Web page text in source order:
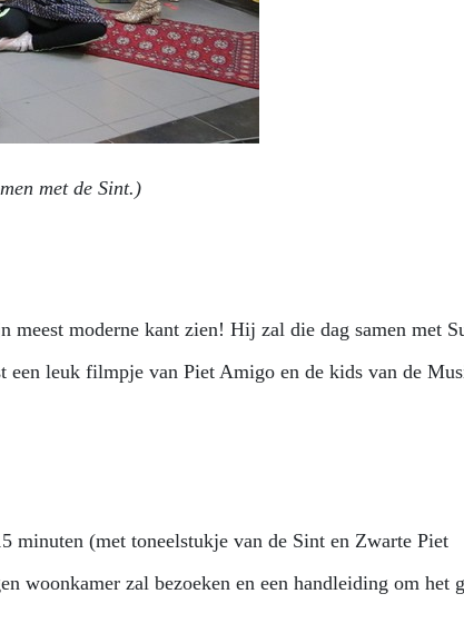
met de Sint.)
meest moderne kant zien! Hij zal die dag samen met
een leuk filmpje van Piet Amigo en de kids van de
minuten (met toneelstukje van de Sint en Zwarte Piet
woonkamer zal bezoeken en een handleiding om het